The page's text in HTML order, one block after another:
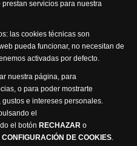
servicios para nuestra
las cookies técnicas son
pueda funcionar, no necesitan de
activadas por defecto.
nuestra página, para
o para poder mostrarte
e intereses personales.
el
el botón RECHAZAR o
CONFIGURACIÓN DE COOKIES.
Política de cookies